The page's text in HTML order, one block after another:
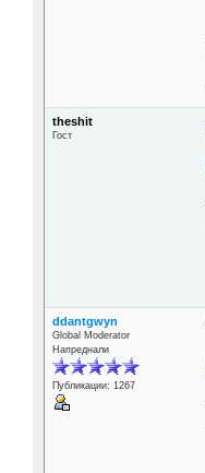
theshit
Гост
ddantgwyn
Global Moderator
Напреднали
Публикации: 1267